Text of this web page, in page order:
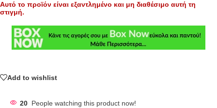
Αυτό το προϊόν είναι εξαντλημένο και μη διαθέσιμο αυτή τη
στιγμή.
Add to wishlist
20 People watching this product now!